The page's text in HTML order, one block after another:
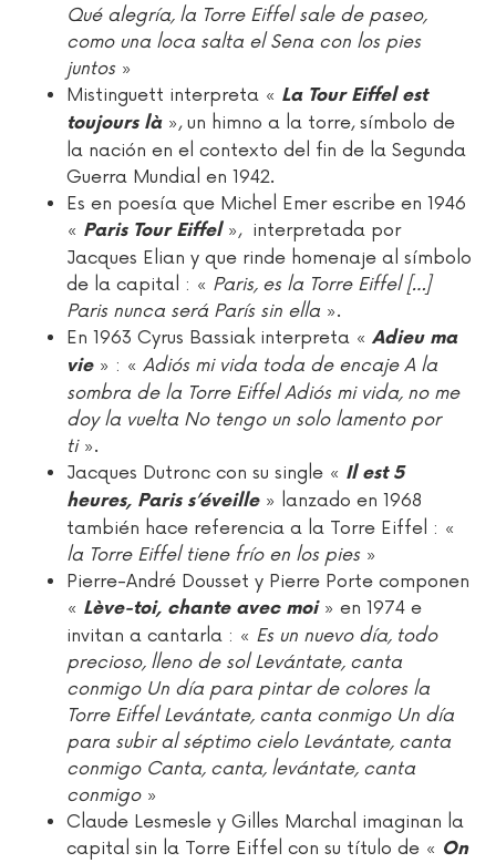
Qué alegría, la Torre Eiffel sale de paseo,
como una loca salta el Sena con los pies
juntos »
Mistinguett interpreta « La Tour Eiffel est
toujours là», un himno a la torre, símbolo de
la nación en el contexto del fin de la Segunda
Guerra Mundial en 1942.
Es en poesía que Michel Emer escribe en 1946
« Paris Tour Eiffel», interpretada por
Jacques Elian y que rinde homenaje al símbolo
de la capital : « Paris, es la Torre Eiffel […]
Paris nunca será París sin ella ».
En 1963 Cyrus Bassiak interpreta « Adieu ma
vie» : « Adiós mi vida toda de encaje A la
sombra de la Torre Eiffel Adiós mi vida, no me
doy la vuelta No tengo un solo lamento por
ti ».
Jacques Dutronc con su single « Il est 5
heures, Paris s’éveille» lanzado en 1968
también hace referencia a la Torre Eiffel : «
la Torre Eiffel tiene frío en los pies »
Pierre-André Dousset y Pierre Porte componen
« Lève-toi, chante avec moi» en 1974 e
invitan a cantarla : « Es un nuevo día, todo
precioso, lleno de sol Levántate, canta
conmigo Un día para pintar de colores la
Torre Eiffel Levántate, canta conmigo Un día
para subir al séptimo cielo Levántate, canta
conmigo Canta, canta, levántate, canta
conmigo »
Claude Lesmesle y Gilles Marchal imaginan la
capital sin la Torre Eiffel con su título de « On